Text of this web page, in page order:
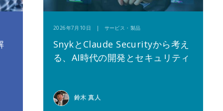
2026年7月10日 | サービス・製品
SnykとClaude Securityから考え
る、AI時代の開発とセキュリティ
鈴木 真人